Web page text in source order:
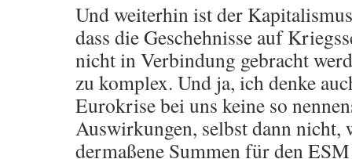
Und weiterhin ist der
dass die Geschehnisse auf
nicht in Verbindung gebracht
zu komplex. Und ja, ich denke
Eurokrise bei uns keine so
Auswirkungen, selbst dann nicht,
dermaßene Summen für den